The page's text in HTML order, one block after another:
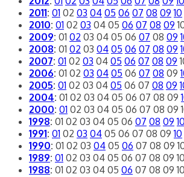
2011: 01 02 03 04 05 06 07 08 09 10
2010: 01 02 03 04 05 06 07 08 09
2009: 01 02 03 04 05 06 07 08 09
2008: 01 02 03 04 05 06 07 08 09
2007: 01 02 03 04 05 06 07 08 09
2006: 01 02 03 04 05 06 07 08 09
2005: 01 02 03 04 05 06 07 08 09
2004: 01 02 03 04 05 06 07 08 09
2000: 01 02 03 04 05 06 07 08 09
1998: 01 02 03 04 05 06 07 08 09 10
1991: 01 02 03 04 05 06 07 08 09 10
1990: 01 02 03 04 05 06 07 08 09
1989: 01 02 03 04 05 06 07 08 09 10
1988: 01 02 03 04 05 06 07 08 09 10